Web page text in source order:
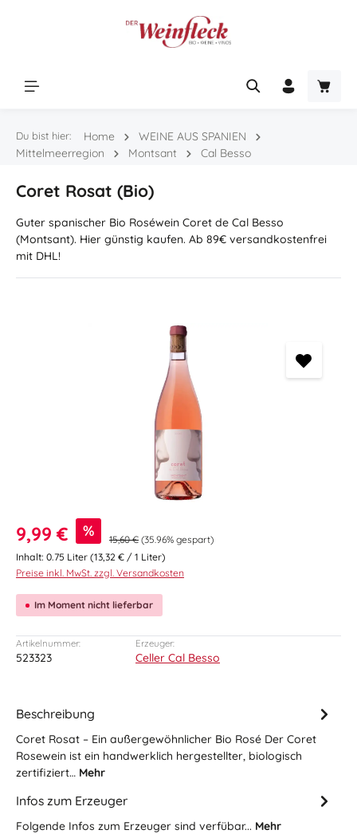
Du bist hier: Home
WEINE AUS SPANIEN
Mittelmeerregion
Montsant Cal Besso
Coret Rosat (Bio)
Guter spanischer Bio Roséwein Coret de Cal Besso
(Montsant). Hier günstig kaufen. Ab 89€ versandkostenfrei
mit DHL!
Verkaufspreis:
9,99 € % 15,60 € (35.96% gespart)
Inhalt: 0.75 Liter (13,32 € / 1 Liter)
Preise inkl. MwSt. zzgl. Versandkosten
Im Moment nicht lieferbar
Artikelnummer:
523323
Erzeuger:
Celler Cal Besso
Beschreibung
Coret Rosat – Ein außergewöhnlicher Bio Rosé Der Coret
Rosewein ist ein handwerklich hergestellter, biologisch
zertifiziert… Mehr
Infos zum Erzeuger
Folgende Infos zum Erzeuger sind verfübar... Mehr